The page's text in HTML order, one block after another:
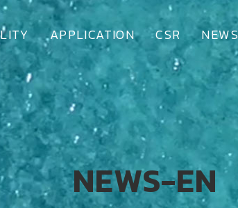
APPLICATION CSR NEWS
NEWS-EN